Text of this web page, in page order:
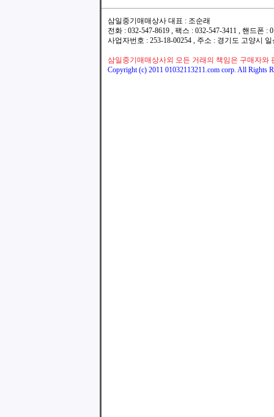
삼일중기매매상사 대표 : 조순래
전화 : 032-547-8619 , 팩스 : 032-547-3411 , 핸드폰
사업자번호 : 253-18-00254 , 주소 : 경기도 고양시
삼일중기매매상사외 모든 거래의 책임은 구매자와
Copyright (c) 2011 01032113211.com corp. All Rights